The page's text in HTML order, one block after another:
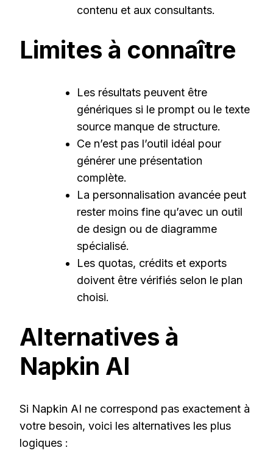
contenu et aux consultants.
Limites à connaître
Les résultats peuvent être
génériques si le prompt ou le texte
source manque de structure.
Ce n’est pas l’outil idéal pour
générer une présentation
complète.
La personnalisation avancée peut
rester moins fine qu’avec un outil
de design ou de diagramme
spécialisé.
Les quotas, crédits et exports
doivent être vérifiés selon le plan
choisi.
Alternatives à
Napkin AI
Si Napkin AI ne correspond pas exactement à
votre besoin, voici les alternatives les plus
logiques :